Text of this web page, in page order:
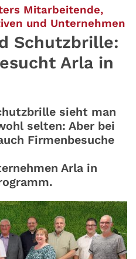
Mitarbeitende,
und Unternehmen
Schutzbrille:
Arla in
sieht man
selten: Aber bei
Firmenbesuche
Arla in